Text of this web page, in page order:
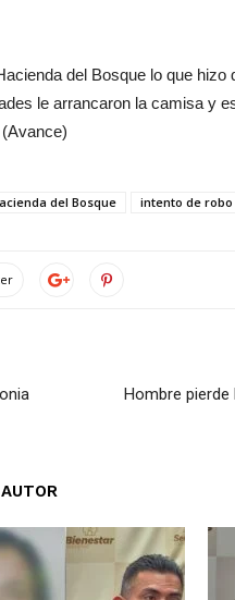
del Bosque lo que hizo
le arrancaron la camisa y
del Bosque intento de robo
Hombre